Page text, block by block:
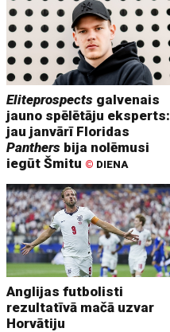
Eliteprospects galvenais
jauno spēlētāju eksperts:
jau janvārī Floridas
Panthers bija nolēmusi
iegūt Šmitu © DIENA
Anglijas futbolisti
rezultatīvā mačā uzvar
Horvātiju